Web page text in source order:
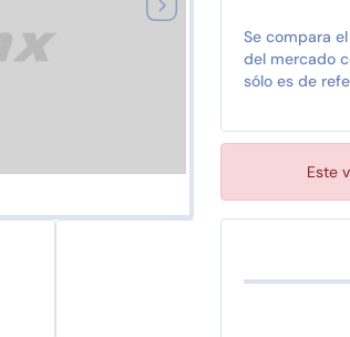
Se compara
del mercado
sólo es de
Este